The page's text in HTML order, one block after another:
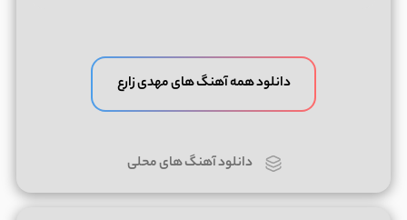
دانلود همه آهنگ های مهدی زارع
دانلود آهنگ های محلی